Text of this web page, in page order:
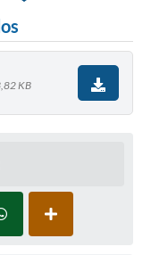
KB